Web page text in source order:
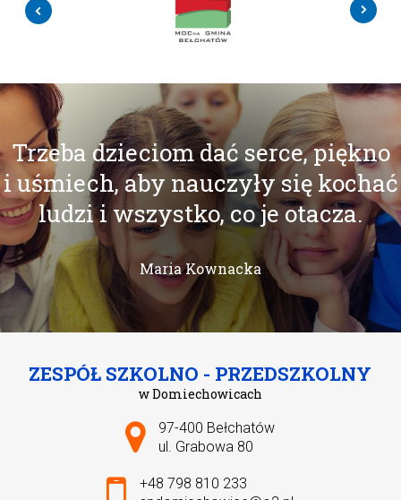
Trzeba dzieciom dać serce, piękno
i uśmiech, aby nauczyły się kochać
ludzi i wszystko, co je otacza.
Maria Kownacka
ZESPÓŁ SZKOLNO - PRZEDSZKOLNY
w Domiechowicach
Adres pocztowy:
97-400 Bełchatów
ul. Grabowa 80
+48 798 810 233